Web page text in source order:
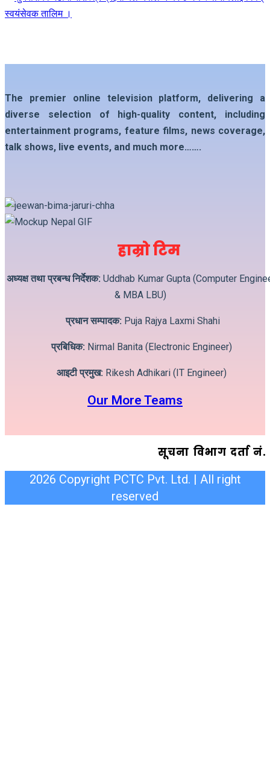
The premier online television platform, delivering a
diverse selection of high-quality content, including
entertainment programs, feature films, news coverage,
talk shows, live events, and much more…….
हाम्रो टिम
अध्यक्ष तथा प्रबन्ध निर्देशक:Uddhab Kumar Gupta (Computer
& MBA LBU)
प्रधान सम्पादक: Puja Rajya Laxmi Shahi
प्रबिधिक: Nirmal Banita (Electronic Engineer)
आइटी प्रमुख: Rikesh Adhikari (IT Engineer)
Our More Teams
सूचना विभाग दर्ता
2026 Copyright PCTC Pvt. Ltd. | All right
reserved